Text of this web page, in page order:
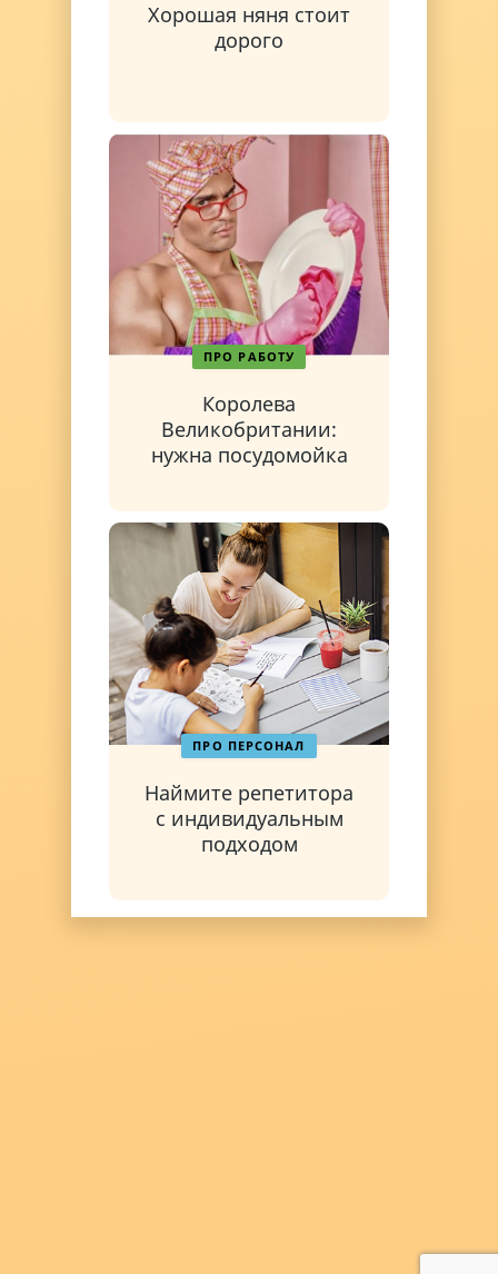
Хорошая няня стоит
дорого
ПРО РАБОТУ
Королева
Великобритании:
нужна посудомойка
ПРО ПЕРСОНАЛ
Наймите репетитора
с индивидуальным
подходом